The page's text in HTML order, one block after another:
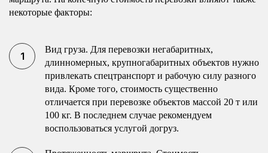
некоторые факторы:
Вид груза. Для перевозки негабаритных,
длинномерных, крупногабаритных объектов нужно
привлекать спецтранспорт и рабочую силу разного
вида. Кроме того, стоимость существенно
отличается при перевозке объектов массой 20 т или
100 кг. В последнем случае рекомендуем
воспользоваться услугой догруз.